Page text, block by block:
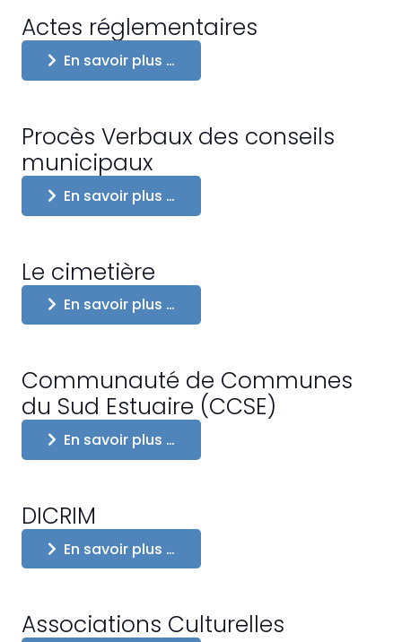
Actes réglementaires
En savoir plus …
Procès Verbaux des conseils
municipaux
En savoir plus …
Le cimetière
En savoir plus …
Communauté de Communes
du Sud Estuaire (CCSE)
En savoir plus …
DICRIM
En savoir plus …
Associations Culturelles